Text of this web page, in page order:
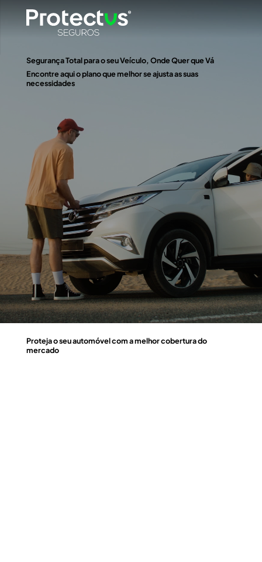
Segurança Total para o seu Veículo, Onde Quer que Vá
Encontre aqui o plano que melhor se ajusta as suas
necessidades
Proteja o seu automóvel com a melhor cobertura do
mercado